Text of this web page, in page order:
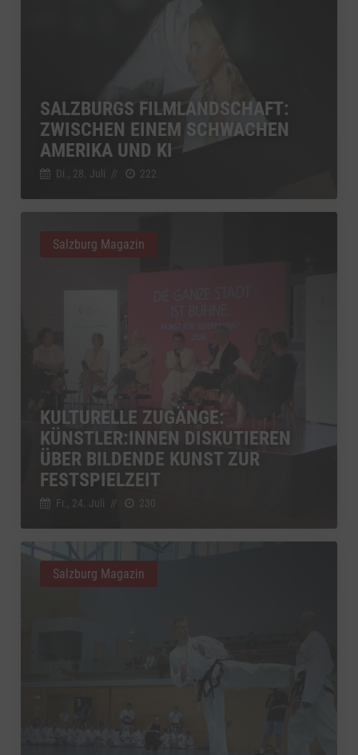
SALZBURGS FILMLANDSCHAFT:
ZWISCHEN EINEM SCHWACHEN
AMERIKA UND KI
Di., 28. Juli // 222
KULTURELLE ZUGÄNGE:
KÜNSTLER:INNEN DISKUTIEREN
ÜBER BILDENDE KUNST ZUR
FESTSPIELZEIT
Fr., 24. Juli // 230
Salzburg Magazin
Salzburg Magazin